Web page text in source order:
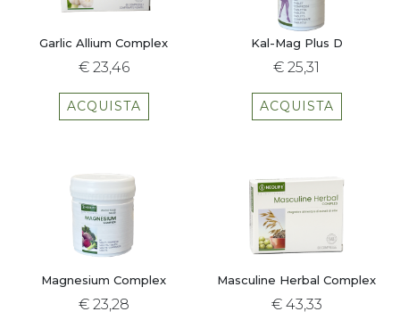
Garlic Allium Complex
€ 23,46
ACQUISTA
Kal-Mag Plus D
€ 25,31
ACQUISTA
Magnesium Complex
€ 23,28
Masculine Herbal Complex
€ 43,33